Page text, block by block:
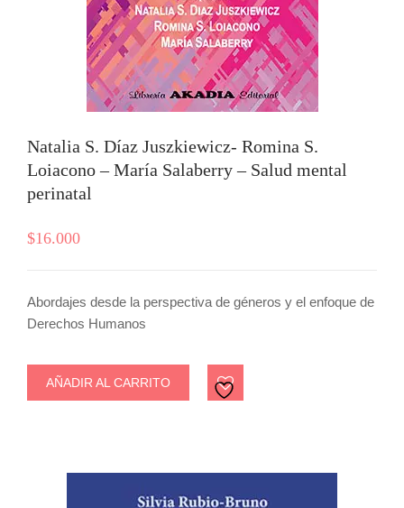
Natalia S. Díaz Juszkiewicz- Romina S.
Loiacono – María Salaberry – Salud mental
perinatal
$16.000
Abordajes desde la perspectiva de géneros y el enfoque de
Derechos Humanos
AÑADIR AL CARRITO